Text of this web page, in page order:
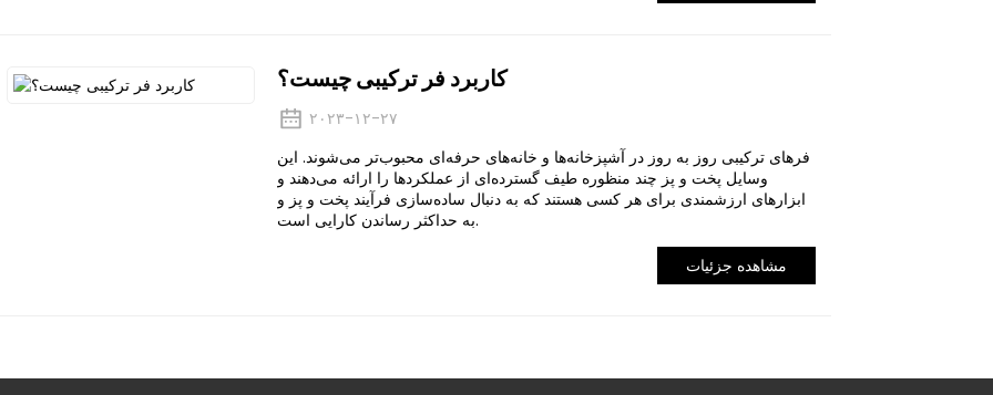
کاربرد فر ترکیبی چیست؟
۲۰۲۳-۱۲-۲۷
فرهای ترکیبی روز به روز در آشپزخانه‌ها و خانه‌های حرفه‌ای محبوب‌تر می‌شوند. این
وسایل پخت و پز چند منظوره طیف گسترده‌ای از عملکردها را ارائه می‌دهند و
ابزارهای ارزشمندی برای هر کسی هستند که به دنبال ساده‌سازی فرآیند پخت و پز و
به حداکثر رساندن کارایی است.
مشاهده جزئیات